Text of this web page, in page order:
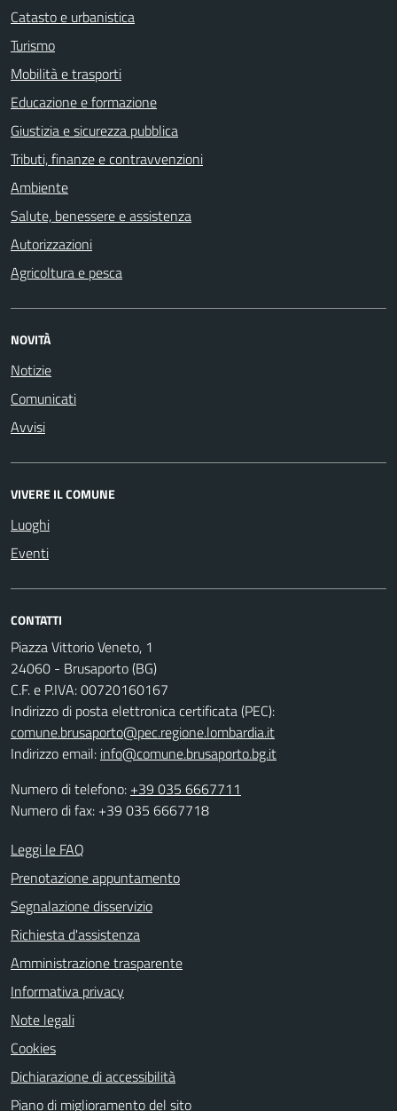
Catasto e urbanistica
Turismo
Mobilità e trasporti
Educazione e formazione
Giustizia e sicurezza pubblica
Tributi, finanze e contravvenzioni
Ambiente
Salute, benessere e assistenza
Autorizzazioni
Agricoltura e pesca
NOVITÀ
Notizie
Comunicati
Avvisi
VIVERE IL COMUNE
Luoghi
Eventi
CONTATTI
Piazza Vittorio Veneto, 1
24060 - Brusaporto (BG)
C.F. e P.IVA: 00720160167
Indirizzo di posta elettronica certificata (PEC):
comune.brusaporto@pec.regione.lombardia.it
Indirizzo email: info@comune.brusaporto.bg.it
Numero di telefono: +39 035 6667711
Numero di fax: +39 035 6667718
Leggi le FAQ
Prenotazione appuntamento
Segnalazione disservizio
Richiesta d'assistenza
Amministrazione trasparente
Informativa privacy
Note legali
Cookies
Dichiarazione di accessibilità
Piano di miglioramento del sito